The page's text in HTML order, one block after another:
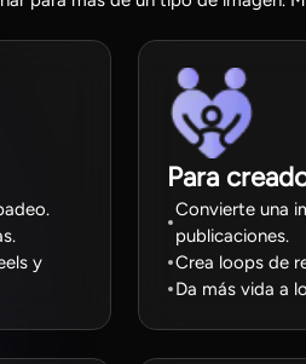
y
Para
Convierte una
publicaciones.
Crea loops de
Da más vida a